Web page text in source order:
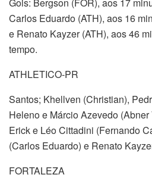
Carlos Eduardo (ATH), aos 16
e Renato Kayzer (ATH), aos 46
tempo.
ATHLETICO-PR
Santos; Khellven (Christian),
Heleno e Márcio Azevedo
Erick e Léo Cittadini (Fernando
(Carlos Eduardo) e Renato
FORTALEZA